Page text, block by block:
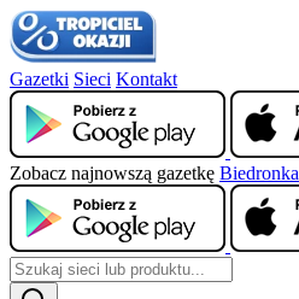
Gazetki Sieci Kontakt
Zobacz najnowszą gazetkę Biedronka